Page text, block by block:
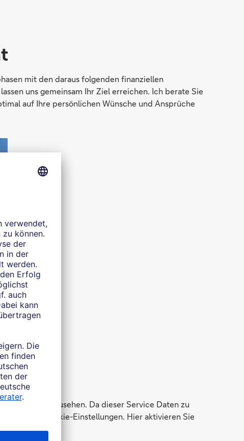
mit den daraus folgenden finanziellen
uns gemeinsam Ihr Ziel erreichen. Ich berate Sie
auf Ihre persönlichen Wünsche und Ansprüche
einzusehen. Da dieser Service Daten zu
zu den Cookie-Einstellungen. Hier aktivieren Sie